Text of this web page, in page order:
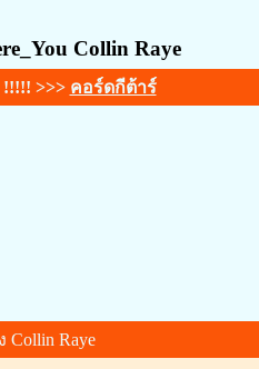
Collin Raye
>>> คอร์ดกีต้าร์
Collin Raye